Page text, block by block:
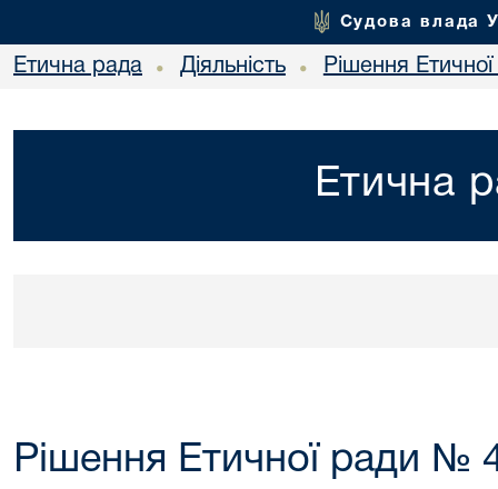
Судова влада
Етична рада • Діяльність • Рішення
Етична
Рішення Етичної ради №